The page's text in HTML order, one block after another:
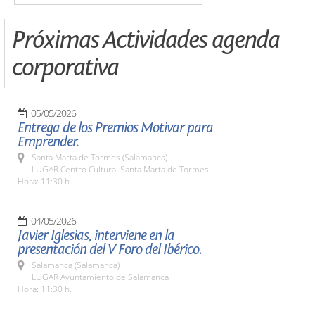
Próximas Actividades agenda
corporativa
05/05/2026
Entrega de los Premios Motivar para
Emprender.
Santa Marta de Tormes (Salamanca)
LUGAR Centro Cultural Santa Marta de Tormes
Hora: 11:30 h.
04/05/2026
Javier Iglesias, interviene en la
presentación del V Foro del Ibérico.
Salamanca (Salamanca)
LUGAR Ayuntamiento de Salamanca
Hora: 11:30 h.